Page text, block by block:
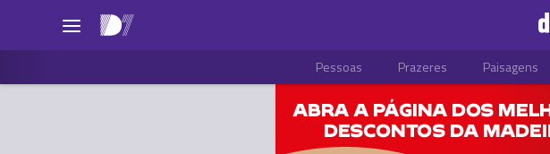
Pessoas Prazeres Paisagens